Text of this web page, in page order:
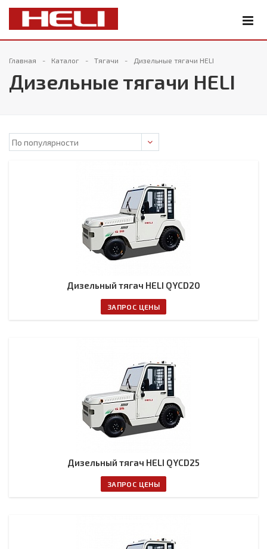
Главная Каталог Тягачи Дизельные тягачи HELI
Дизельные тягачи HELI
Дизельный тягач HELI QYCD20
ЗАПРОС ЦЕНЫ
Дизельный тягач HELI QYCD25
ЗАПРОС ЦЕНЫ